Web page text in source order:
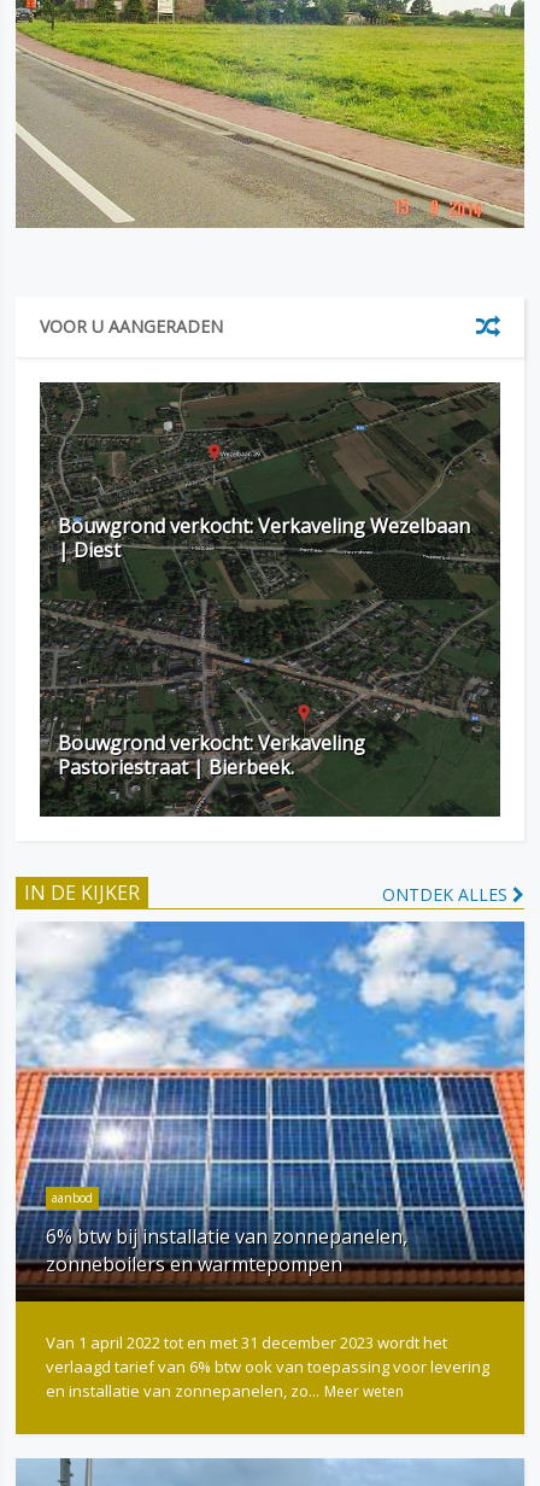
VOOR U AANGERADEN
Bouwgrond verkocht: Verkaveling Wezelbaan
| Diest
Bouwgrond verkocht: Verkaveling
Pastoriestraat | Bierbeek.
IN DE KIJKER ONTDEK ALLES
aanbod
6% btw bij installatie van zonnepanelen,
zonneboilers en warmtepompen
Van 1 april 2022 tot en met 31 december 2023 wordt het
verlaagd tarief van 6% btw ook van toepassing voor levering
en installatie van zonnepanelen, zo... Meer weten